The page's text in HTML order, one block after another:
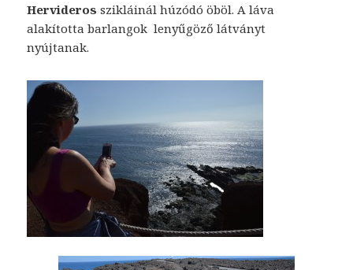
Hervideros szikláinál húzódó öböl. A láva
alakította barlangok lenyűgöző látványt
nyújtanak.